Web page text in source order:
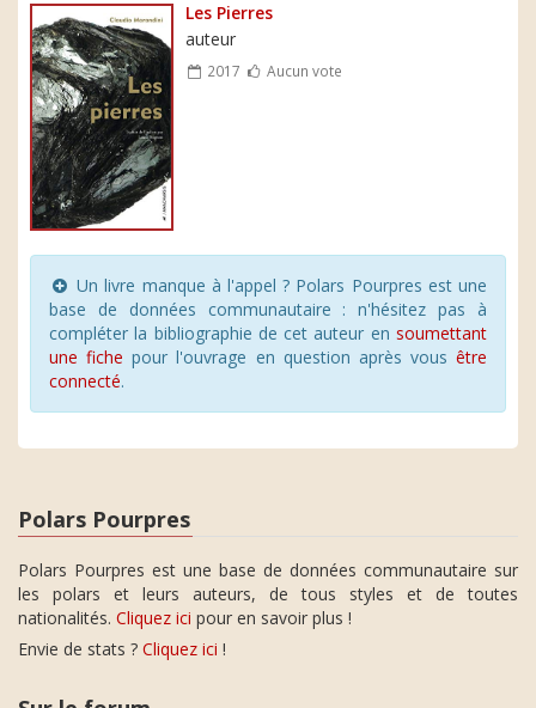
Les Pierres
auteur
2017 Aucun vote
Un livre manque à l'appel ? Polars Pourpres est une
base de données communautaire : n'hésitez pas à
compléter la bibliographie de cet auteur en soumettant
une fiche pour l'ouvrage en question après vous être
connecté.
Polars Pourpres
Polars Pourpres est une base de données communautaire sur
les polars et leurs auteurs, de tous styles et de toutes
nationalités. Cliquez ici pour en savoir plus !
Envie de stats ? Cliquez ici !